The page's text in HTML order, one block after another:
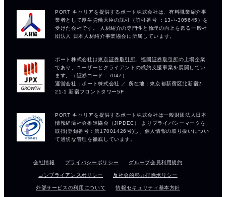
会社情報 プライバシーポリシー グループ会員利用規約
コンプライアンスポリシー 反社会的勢力排除ポリシー
外部サービスの利用について 情報セキュリティ基本方針